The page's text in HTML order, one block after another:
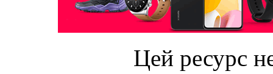
Цей ресурс